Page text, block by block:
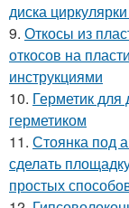
диска
9. Откосы из
откосов на
инструкциями
10. Герметик
герметиком
11. Стоянка под
сделать
простых